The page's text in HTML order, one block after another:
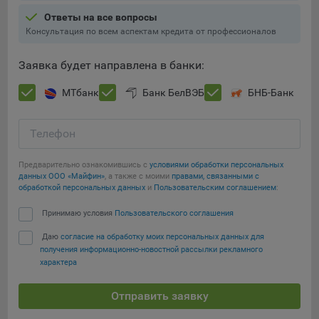
При этом, некоторые браузеры позволяют посещать
интернет-сайты в режиме «Инкогнито», чтобы ограничить
автоматически удалять сессионные файлы cookie. Кроме
того, субъект персональных данных может удалить ранее
сохраненные файлов cookie выбрав соответствующую
Подробнее о параметрах управления можно ознакомиться,
соответствующие страницы сайтов основных браузеров:
Firefox
Chrome
Safari
Opera
Microsoft Edge
Сохранить по умолчанию
Ответы на все вопросы
Консультация по всем аспектам кредита от профессионалов
Заявка будет направлена в банки:
МТбанк Банк БелВЭБ БНБ-Банк
Телефон
Предварительно ознакомившись с условиями обработки персональных
данных ООО «Майфин», а также с моими правами, связанными с
обработкой персональных данных и Пользовательским соглашением:
Принимаю условия Пользовательского соглашения
Даю согласие на обработку моих персональных данных для
получения информационно-новостной рассылки рекламного
характера
Отправить заявку